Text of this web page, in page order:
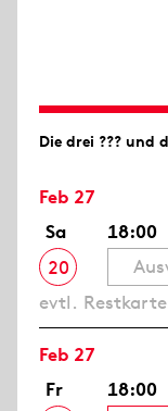
Die drei ??? und
Feb 27
Sa
20
18:00
evtl.
Feb 27
Fr
18:00